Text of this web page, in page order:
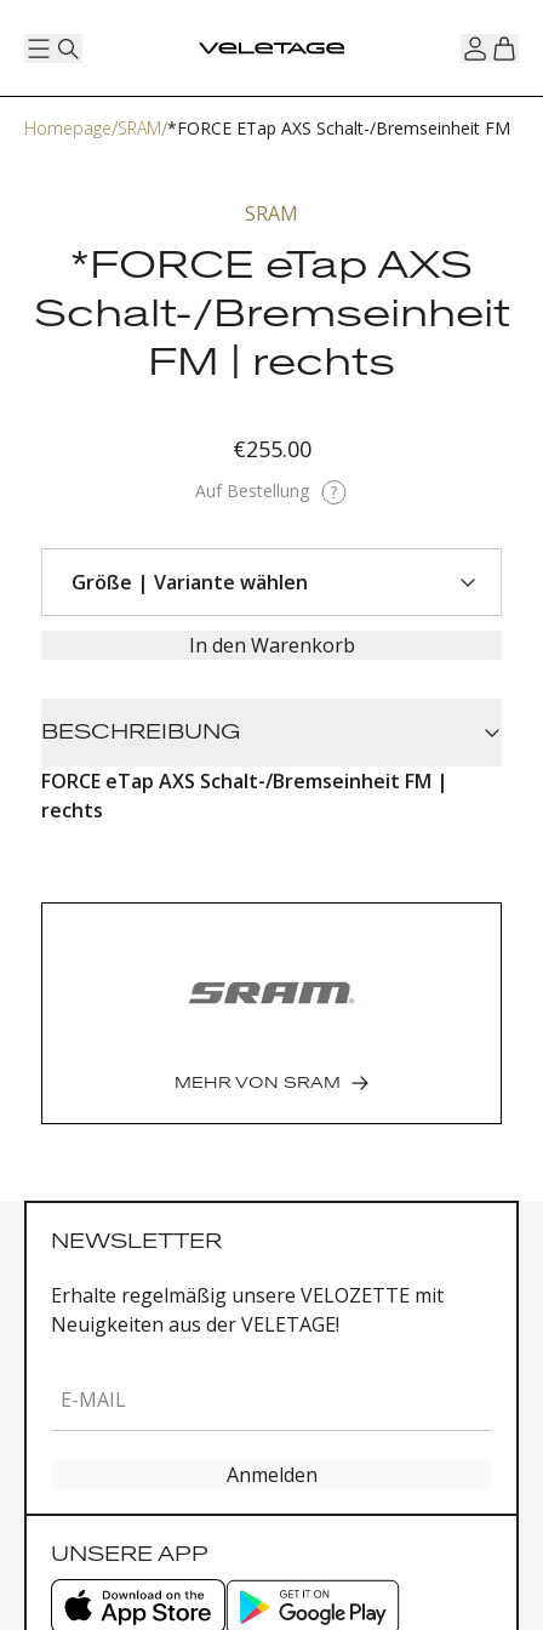
Homepage SRAM *FORCE ETap AXS Schalt-/Bremseinheit FM |
SRAM
*FORCE eTap AXS
Schalt-/Bremseinheit
FM | rechts
€255.00
Auf Bestellung
In den Warenkorb
BESCHREIBUNG
FORCE eTap AXS Schalt-/Bremseinheit FM |
rechts
MEHR VON SRAM
NEWSLETTER
Erhalte regelmäßig unsere VELOZETTE mit
Neuigkeiten aus der VELETAGE!
E-MAIL
Anmelden
UNSERE APP